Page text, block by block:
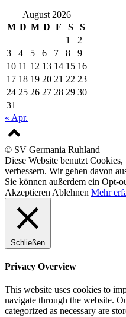
August 2026
M D M D F S
S
1
2
3
4 5 6 7 8
9
10 11 12 13 14 15 16
17 18 19 20 21 22 23
24 25 26 27 28 29 30
31
« Apr.
© SV Germania Ruhland
Diese Website benutzt
verbessern. Wir gehen davon
Sie können außerdem ein Opt-
Akzeptieren Ablehnen Mehr
Schließen
Privacy Overview
This website uses cookies to
navigate through the website.
categorized as necessary are